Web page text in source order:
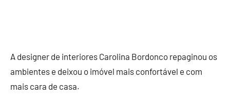
A designer de interiores Carolina Bordonco repaginou os
ambientes e deixou o imóvel mais confortável e com
mais cara de casa.